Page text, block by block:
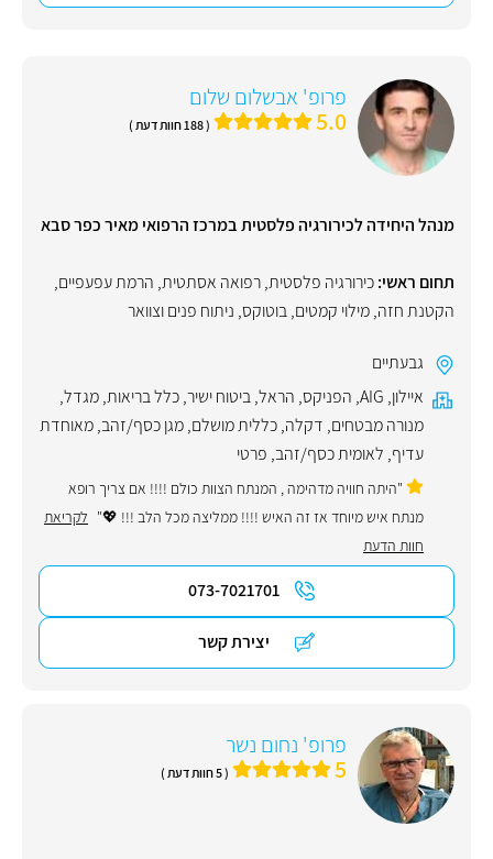
פרופ' אבשלום שלום
5.0 ( 188 חוות דעת )
מנהל היחידה לכירורגיה פלסטית במרכז הרפואי מאיר כפר סבא
תחום ראשי:כירורגיה פלסטית,רפואה אסתטית, הרמת עפעפיים,
הקטנת חזה,מילוי קמטים,בוטוקס, ניתוח פנים וצוואר
גבעתיים
איילון,
AIG
, הפניקס, הראל,ביטוח ישיר,כלל בריאות,מגדל,
מנורה מבטחים, דקלה,כללית מושלם,מגן כסף/זהב,מאוחדת
עדיף, לאומית כסף/זהב, פרטי
"היתה חוויה מדהימה , המנתח הצוות כולם !!!! אם צריך רופא
מנתח איש מיוחד אז זה האיש !!!! ממליצה מכל הלב !!! 💖" לקריאת
חוות הדעת
073-7021701
יצירת קשר
פרופ' נחום נשר
5 ( 5 חוות דעת )